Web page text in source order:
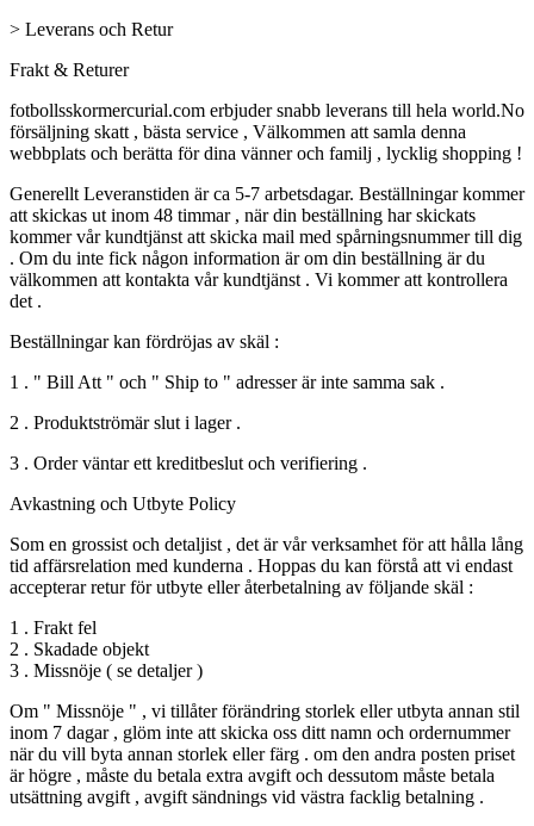
> Leverans och Retur
Frakt & Returer
fotbollsskormercurial.com erbjuder snabb leverans till hela world.No
försäljning skatt , bästa service , Välkommen att samla denna
webbplats och berätta för dina vänner och familj , lycklig shopping !
Generellt Leveranstiden är ca 5-7 arbetsdagar. Beställningar kommer
att skickas ut inom 48 timmar , när din beställning har skickats
kommer vår kundtjänst att skicka mail med spårningsnummer till dig
. Om du inte fick någon information är om din beställning är du
välkommen att kontakta vår kundtjänst . Vi kommer att kontrollera
det .
Beställningar kan fördröjas av skäl :
1 . " Bill Att " och " Ship to " adresser är inte samma sak .
2 . Produktströmär slut i lager .
3 . Order väntar ett kreditbeslut och verifiering .
Avkastning och Utbyte Policy
Som en grossist och detaljist , det är vår verksamhet för att hålla lång
tid affärsrelation med kunderna . Hoppas du kan förstå att vi endast
accepterar retur för utbyte eller återbetalning av följande skäl :
1 . Frakt fel
2 . Skadade objekt
3 . Missnöje ( se detaljer )
Om " Missnöje " , vi tillåter förändring storlek eller utbyta annan stil
inom 7 dagar , glöm inte att skicka oss ditt namn och ordernummer
när du vill byta annan storlek eller färg . om den andra posten priset
är högre , måste du betala extra avgift och dessutom måste betala
utsättning avgift , avgift sändnings vid västra facklig betalning .